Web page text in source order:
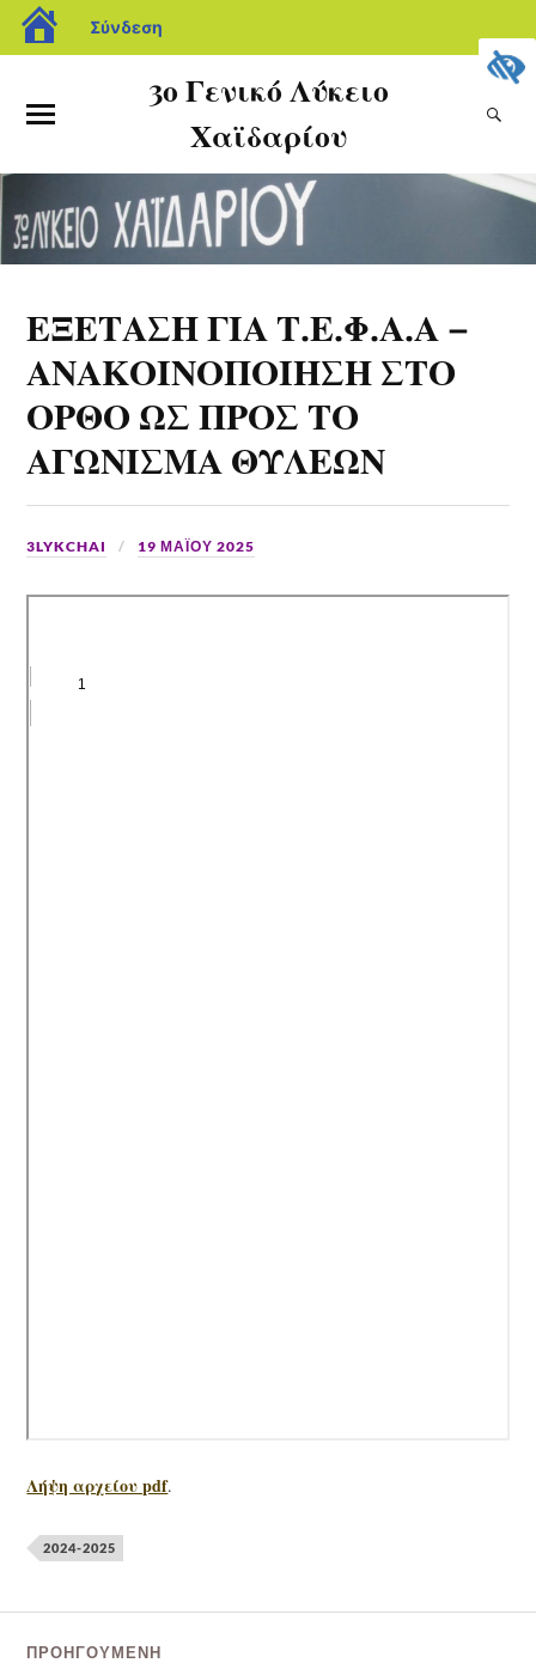
Σύνδεση
3ο Γενικό Λύκειο
Χαϊδαρίου
ΕΞΕΤΑΣΗ ΓΙΑ Τ.Ε.Φ.Α.Α –
ΑΝΑΚΟΙΝΟΠΟΙΗΣΗ ΣΤΟ
ΟΡΘΟ ΩΣ ΠΡΟΣ ΤΟ
ΑΓΩΝΙΣΜΑ ΘΥΛΕΩΝ
3LYKCHAI 19 ΜΑΪ́ΟΥ 2025
Λήψη αρχείου pdf.
2024-2025
ΠΡΟΗΓΟΎΜΕΝΗ